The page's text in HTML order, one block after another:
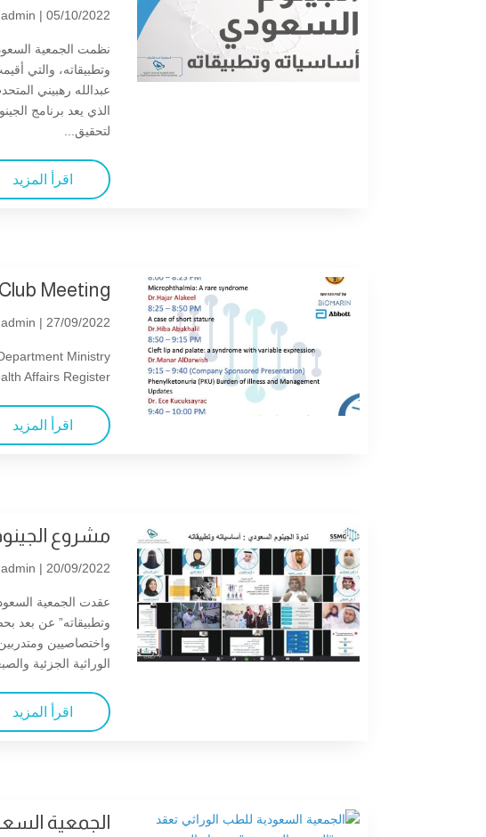
صدور العدد الثاني عشر من مجلة
وراثيات
Tonight: SSMG Webinar on
1MEGMA Basic Genetics and
Inborn Errors of Metabolism
Diagnostic and Therapeutics
ويبنار: نظرة عن قرب على الفينيل
كيتون يوريا
Tonight: SSMG Webinar on
Epidermolysis Bullosa:
advances in research and
treatment
| 05/10/2022 |
نظمت الجمعية
عبدالله رهبيني
الذي يعد برنامج
لتحقيق...
اقرأ المزيد
Meeting
| 27/09/2022 |
Ministry
Affairs Register ...
اقرأ المزيد
مشروع
| 20/09/2022 |
عقدت الجمعية
وتطبيقاته” عن بعد
واختصاصيين
الوراثية الجزئية
اقرأ المزيد
الجمعية